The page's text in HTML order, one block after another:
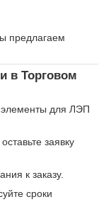
предлагаем
в Торговом
элементы для ЛЭП
заявку
к заказу.
сроки